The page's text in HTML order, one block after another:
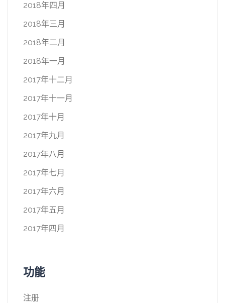
2018年四月
2018年三月
2018年二月
2018年一月
2017年十二月
2017年十一月
2017年十月
2017年九月
2017年八月
2017年七月
2017年六月
2017年五月
2017年四月
功能
注册